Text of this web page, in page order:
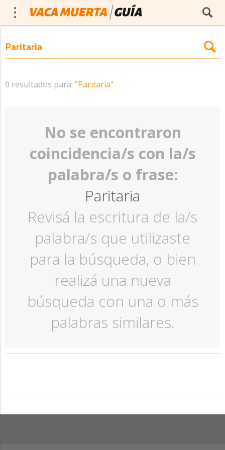
0 resultados para: "Paritaria"
No se encontraron
coincidencia/s con la/s
palabra/s o frase:
Paritaria
Revisá la escritura de la/s
palabra/s que utilizaste
para la búsqueda, o bien
realizá una nueva
búsqueda con una o más
palabras similares.